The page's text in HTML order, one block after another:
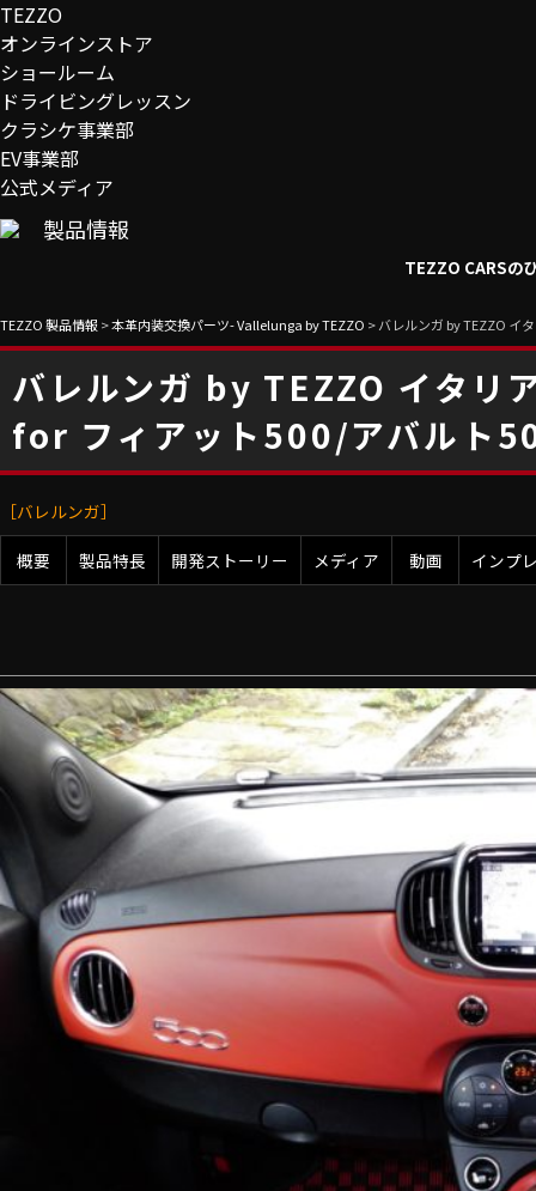
TEZZO
オンラインストア
ショールーム
ドライビングレッスン
クラシケ事業部
EV事業部
公式メディア
製品情報
TEZZO CARSの
TEZZO 製品情報>本革内装交換パーツ- Vallelunga by TEZZO >バレルンガ by TEZZO イ
バレルンガ by TEZZO イタリ
for フィアット500/アバルト
［バレルンガ］
概要 製品特長 開発ストーリー メディア 動画 インプ